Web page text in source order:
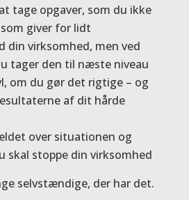
tage opgaver, som du ikke
giver for lidt
din virksomhed, men ved
tager den til næste niveau
om du gør det rigtige – og
af dit hårde
over situationen og
skal stoppe din virksomhed
selvstændige, der har det.